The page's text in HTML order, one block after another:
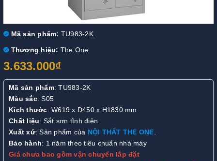
Mã sản phẩm: TU983-2K
Thương hiệu: The One
3.633.000₫
Mã sản phẩm: TU983-2K
Màu sắc: S05
Kích thước: W619 x D450 x H1830 mm
Chất liệu: Sắt sơn tĩnh điện
Xuất xứ: Sản phẩm của NỘI THẤT THE ONE.
Bảo hành: 1 năm theo tiêu chuẩn nhà máy
Giá chưa bao gồm vận chuyển lắp đặt